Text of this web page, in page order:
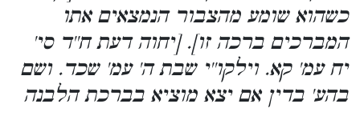
כשהוא שומע מהצבור הנמצאים אתו
המברכים ברכה זו]. [יחוה דעת ח''ד סי'
יח עמ' קא. וילקו''י שבת ה' עמ' שכד. ושם
בהע' בדין אם יצא מוציא בברכת הלבנה